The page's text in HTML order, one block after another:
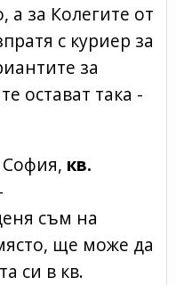
а за Колегите от
с куриер за
за
остават така -
кв.
съм на
ще може да
си в кв.